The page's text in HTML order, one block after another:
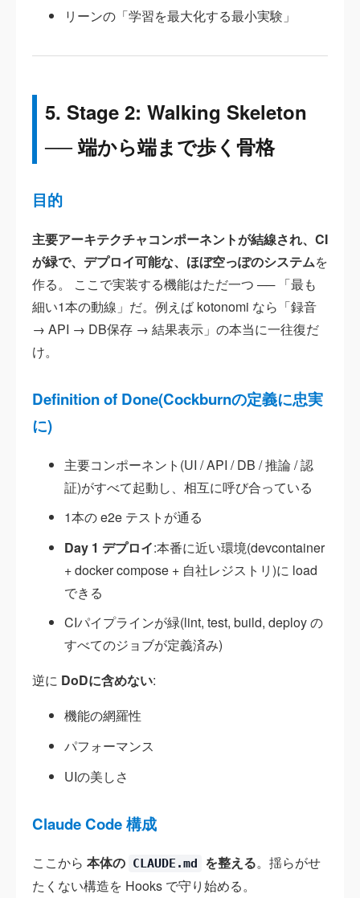
リーンの「学習を最大化する最小実験」
5. Stage 2: Walking Skeleton
── 端から端まで歩く骨格
目的
主要アーキテクチャコンポーネントが結線され、CI
が緑で、デプロイ可能な、ほぼ空っぽのシステムを
作る。 ここで実装する機能はただ一つ ── 「最も
細い1本の動線」だ。例えば kotonomi なら「録音
→ API → DB保存 → 結果表示」の本当に一往復だ
け。
Definition of Done(Cockburnの定義に忠実
に)
主要コンポーネント(UI / API / DB / 推論 / 認
証)がすべて起動し、相互に呼び合っている
1本の e2e テストが通る
Day 1 デプロイ:本番に近い環境(devcontainer
+ docker compose + 自社レジストリ)に load
できる
CIパイプラインが緑(lint, test, build, deploy の
すべてのジョブが定義済み)
逆に DoDに含めない:
機能の網羅性
パフォーマンス
UIの美しさ
Claude Code 構成
ここから 本体の CLAUDE.md を整える。揺らがせ
たくない構造を Hooks で守り始める。